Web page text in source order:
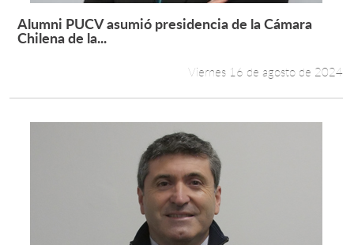
Leer más +
Alumni PUCV asumió presidencia de la Cámara
Chilena de la...
Viernes 16 de agosto de 2024